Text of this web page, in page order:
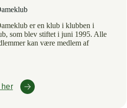
er en klub i klubben i
som blev stiftet i juni 1995. Alle
kan være medlem af
her